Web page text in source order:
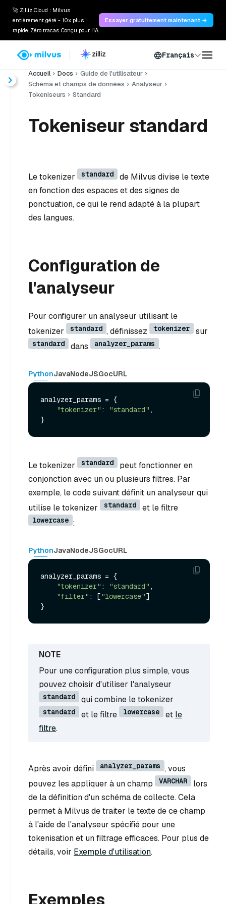
🚀 Zilliz Cloud : Milvus
entièrement géré - 10x plus
rapide. Zéro tracas. Conçu pour l'IA.
Essayer gratuitement maintenant →
Français
Accueil Docs
Guide de l'utilisateur
Schéma et champs de données
Analyseur
Tokeniseurs
Standard
Tokeniseur standard
Le tokenizer standard
de Milvus divise le texte
en fonction des espaces et des signes de
ponctuation, ce qui le rend adapté à la plupart
des langues.
Configuration de
l'analyseur
Pour configurer un analyseur utilisant le
tokenizer
standard , définissez tokenizer sur
standard dans analyzer_params .
PythonJavaNodeJSGocURL
analyzer_params = {
"tokenizer" : "standard" ,
Le tokenizer standard
peut fonctionner en
conjonction avec un ou plusieurs filtres. Par
exemple, le code suivant définit un analyseur qui
utilise le tokenizer
standard et le filtre
lowercase :
PythonJavaNodeJSGocURL
analyzer_params = {
"tokenizer" : "standard" ,
"filter" : ["lowercase"]
Pour une configuration plus simple, vous
pouvez choisir d'utiliser l'analyseur
standard qui combine le tokenizer
standard et le filtre lowercase et le
filtre.
Après avoir défini analyzer_params , vous
pouvez les appliquer à un champ
VARCHAR
lors
de la définition d'un schéma de collecte. Cela
permet à Milvus de traiter le texte de ce champ
à l'aide de l'analyseur spécifié pour une
tokenisation et un filtrage efficaces. Pour plus de
détails, voir Exemple d'utilisation.
Exemples